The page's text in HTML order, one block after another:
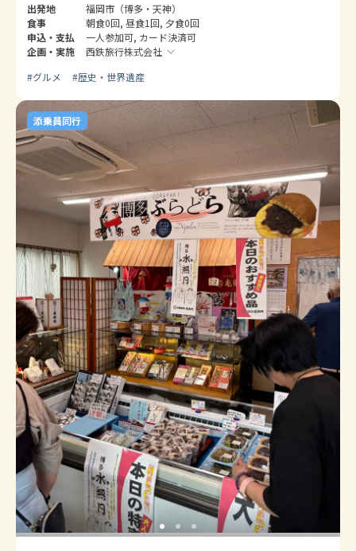
出発地
福岡市（博多・天神）
食事
朝食0回, 昼食1回, 夕食0回
申込・支払
一人参加可, カード決済可
企画・実施
西鉄旅行株式会社
#グルメ #歴史・世界遺産
添乗員同行